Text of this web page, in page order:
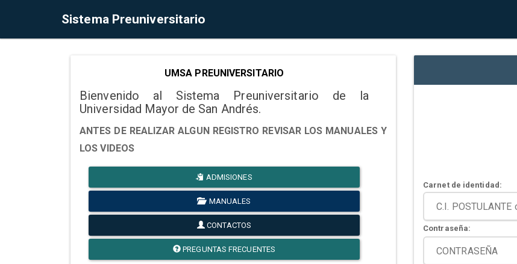
Sistema Preuniversitario
UMSA PREUNIVERSITARIO
Bienvenido al Sistema Preuniversitario de la
Universidad Mayor de San Andrés.
ANTES DE REALIZAR ALGUN REGISTRO REVISAR LOS MANUALES Y
LOS VIDEOS
ADMISIONES
MANUALES
CONTACTOS
PREGUNTAS FRECUENTES
Carnet de identidad:
Contraseña: